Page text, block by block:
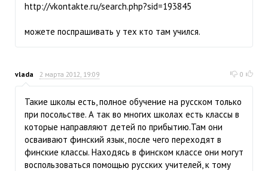
http://vkontakte.ru/search.php?sid=193845
можете поспрашивать у тех кто там учился.
vlada 2 марта 2012, 19:09 0
Такие школы есть, полное обучение на русском только
при посольстве. А так во многих школах есть классы в
которые направляют детей по прибытию.Там они
осваивают финский язык, после чего переходят в
финские классы. Находясь в финском классе они могут
воспользоваться помощью русских учителей, к тому